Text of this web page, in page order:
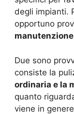
degli impianti.
opportuno
manutenzione
Due sono
consiste la
ordinaria e la
quanto
viene in